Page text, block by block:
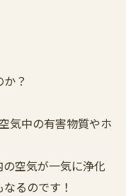
？
気中の有害物質やホ
空気が一気に浄化
るのです！